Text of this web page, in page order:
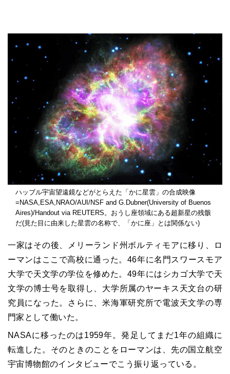
ハッブル宇宙望遠鏡などがとらえた「かに星雲」の合成映像
=NASA,ESA,NRAO/AUI/NSF and G.Dubner(University of Buenos
Aires)/Handout via REUTERS。おうし座領域にある超新星の残骸
だ(見た目に由来した星雲の名称で、「かに座」とは関係ない)
一家はその後、メリーランド州ボルティモアに移り、ロ
ーマンはここで高校に通った。46年に名門スワースモア
大学で天文学の学位を修めた。49年にはシカゴ大学で天
文学の博士号を取得し、大学所属のヤーキス天文台の研
究員になった。さらに、米海軍研究所で電波天文学の専
門家として働いた。
NASAに移ったのは1959年。発足してまだ1年の組織に
転進した。そのときのことをローマンは、先の国立航空
宇宙博物館のインタビューでこう振り返っている。